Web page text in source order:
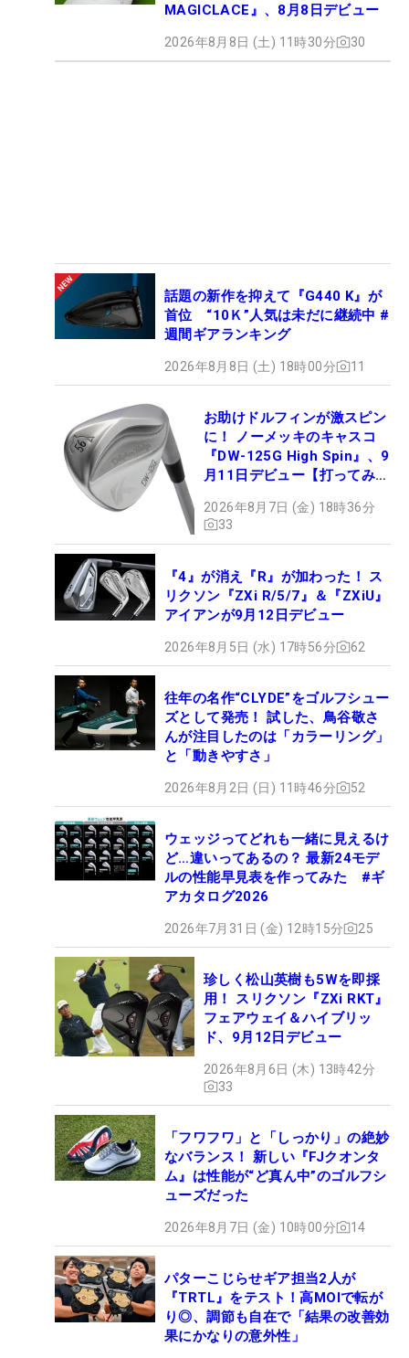
MAGICLACE』、8月8日デビュー
2026年8月8日 (土) 11時30分 30
話題の新作を抑えて『G440 K』が
首位 “10Ｋ”人気は未だに継続中 #
週間ギアランキング
2026年8月8日 (土) 18時00分 11
お助けドルフィンが激スピン
に！ ノーメッキのキャスコ
『DW-125G High Spin』、9
月11日デビュー【打ってみ
2026年8月7日 (金) 18時36分
33
『4』が消え『R』が加わった！ ス
リクソン『ZXi R/5/7』＆『ZXiU』
アイアンが9月12日デビュー
2026年8月5日 (水) 17時56分 62
往年の名作“CLYDE”をゴルフシュー
ズとして発売！ 試した、鳥谷敬さ
んが注目したのは「カラーリング」
と「動きやすさ」
2026年8月2日 (日) 11時46分 52
ウェッジってどれも一緒に見えるけ
ど…違いってあるの？ 最新24モデ
ルの性能早見表を作ってみた #ギ
アカタログ2026
2026年7月31日 (金) 12時15分 25
珍しく松山英樹も5Wを即採
用！ スリクソン『ZXi RKT』
フェアウェイ＆ハイブリッ
ド、9月12日デビュー
2026年8月6日 (木) 13時42分
33
「フワフワ」と「しっかり」の絶妙
なバランス！ 新しい『FJクオンタ
ム』は性能が“ど真ん中”のゴルフシ
ューズだった
2026年8月7日 (金) 10時00分 14
パターこじらせギア担当2人が
『TRTL』をテスト！高MOIで転が
り◎、調節も自在で「結果の改善効
果にかなりの意外性」